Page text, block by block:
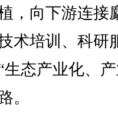
，向下游连接
术培训、科研
生态产业化、
。